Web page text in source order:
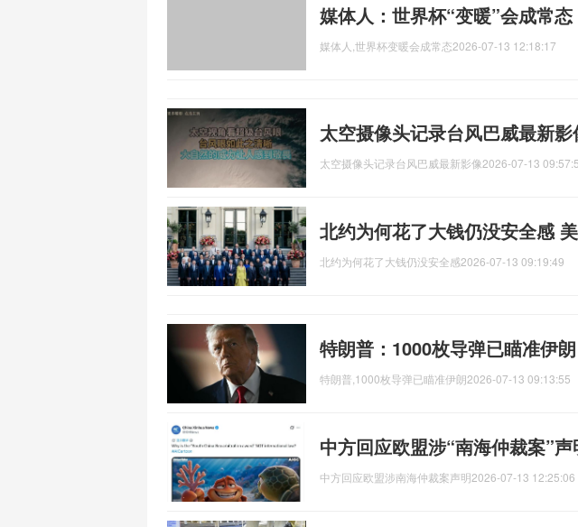
媒体人：世界杯“变暖”会成常
媒体人,世界杯变暖会成常态2026-07-13 12:18:17
太空摄像头记录台风巴威最新
太空摄像头记录台风巴威最新影像2026-07-13
北约为何花了大钱仍没安全感
北约为何花了大钱仍没安全感2026-07-13 09:19:49
特朗普：1000枚导弹已瞄准伊
特朗普,1000枚导弹已瞄准伊朗2026-07-13 09:13:55
中方回应欧盟涉“南海仲裁案”
中方回应欧盟涉南海仲裁案声明2026-07-13 12:25:06